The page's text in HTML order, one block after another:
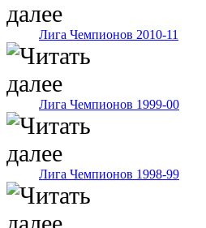
Лига Чемпионов 2010-11
Лига Чемпионов 1999-00
Лига Чемпионов 1998-99